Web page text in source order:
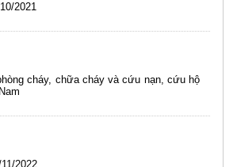
2021
cháy, chữa cháy và cứu nạn, cứu hộ
2022